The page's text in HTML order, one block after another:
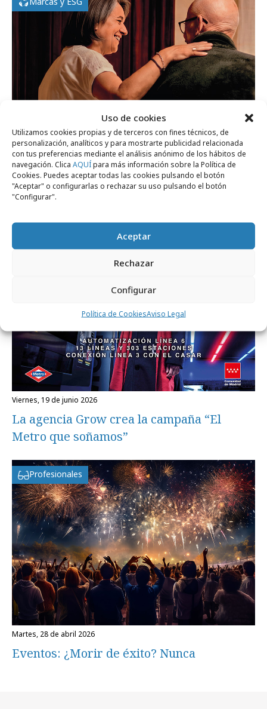
Uso de cookies
Utilizamos cookies propias y de terceros con fines técnicos, de
personalización, analíticos y para mostrarte publicidad relacionada
con tus preferencias mediante el análisis anónimo de los hábitos de
navegación. Clica AQUÍpara más información sobre la Política de
Cookies. Puedes aceptar todas las cookies pulsando el botón
"Aceptar" o configurarlas o rechazar su uso pulsando el botón
"Configurar".
Aceptar
Rechazar
Configurar
Política de CookiesAviso Legal
domingo, 19 de julio 2026
La AECC reivindica una atención más
humana
viernes, 19 de junio 2026
La agencia Grow crea la campaña “El
Metro que soñamos”
Profesionales
martes, 28 de abril 2026
Eventos: ¿Morir de éxito? Nunca